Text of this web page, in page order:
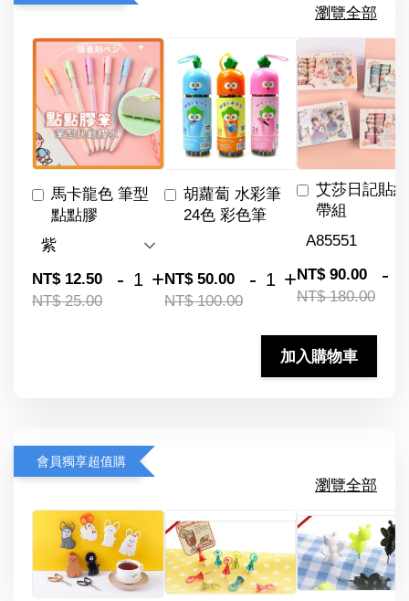
瀏覽全部
馬卡龍色 筆型
點點膠
NT$ 12.50
NT$ 25.00
- +
胡蘿蔔 水彩筆
24色 彩色筆
NT$ 50.00
NT$ 100.00
- +
艾莎日記貼
帶組
NT$ 90.00
NT$ 180.00
-
加入購物車
會員獨享超值購
瀏覽全部